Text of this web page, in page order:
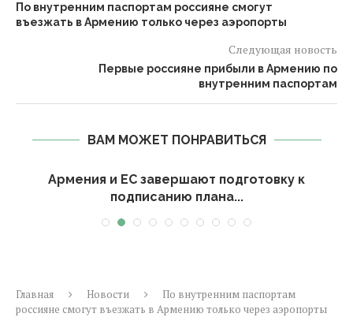
По внутренним паспортам россияне смогут
въезжать в Армению только через аэропорты
Следующая новость
Первые россияне прибыли в Армению по
внутренним паспортам
ВАМ МОЖЕТ ПОНРАВИТЬСЯ
Армения и ЕС завершают подготовку к
подписанию плана...
Главная Новости
По внутренним паспортам
россияне смогут въезжать в Армению только через аэропорты